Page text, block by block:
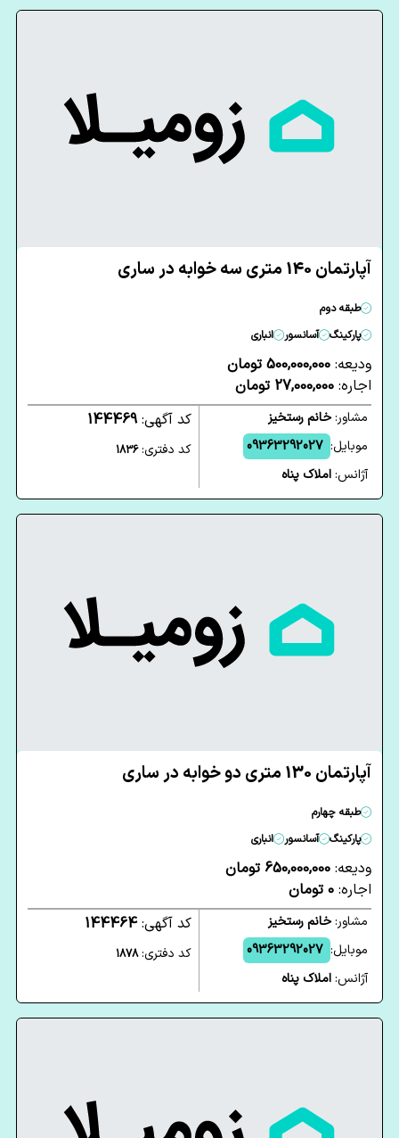
آپارتمان 140 متری سه خوابه در ساری
طبقه دوم
پارکینگ
آسانسور انباری
ودیعه: 500,000,000 تومان
اجاره: 27,000,000 تومان
مشاور:خانم رستخیز
موبایل: 09363292027
آژانس:املاک پناه
کد آگهی:144469
کد دفتری:1836
آپارتمان 130 متری دو خوابه در ساری
طبقه چهارم
پارکینگ
آسانسور انباری
ودیعه: 650,000,000 تومان
اجاره: 0 تومان
مشاور:خانم رستخیز
موبایل: 09363292027
آژانس:املاک پناه
کد آگهی: 144464
کد دفتری:1878